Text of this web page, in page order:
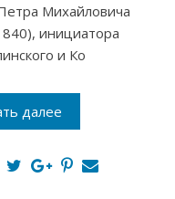
Михайловича
инициатора
и Ко
далее